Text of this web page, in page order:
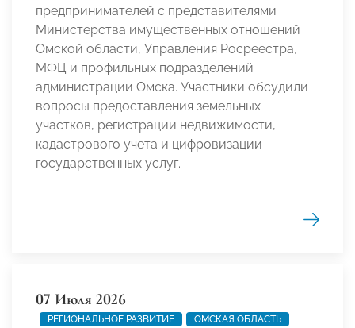
предпринимателей с представителями
Министерства имущественных отношений
Омской области, Управления Росреестра,
МФЦ и профильных подразделений
администрации Омска. Участники обсудили
вопросы предоставления земельных
участков, регистрации недвижимости,
кадастрового учета и цифровизации
государственных услуг.
07 Июля 2026
РЕГИОНАЛЬНОЕ РАЗВИТИЕ ОМСКАЯ ОБЛАСТЬ